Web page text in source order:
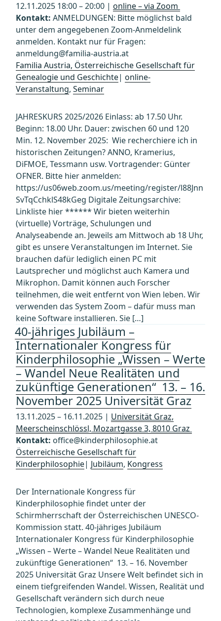
12.11.2025 18:00 – 20:00 | online – via Zoom
Kontakt: ANMELDUNGEN: Bitte möglichst bald
unter dem angegebenen Zoom-Anmeldelink
anmelden. Kontakt nur für Fragen:
anmeldung@familia-austria.at
Familia Austria, Österreichische Gesellschaft für
Genealogie und Geschichte| online-
Veranstaltung, Seminar
JAHRESKURS 2025/2026 Einlass: ab 17.50 Uhr.
Beginn: 18.00 Uhr. Dauer: zwischen 60 und 120
Min. 12. November 2025: Wie recherchiere ich in
historischen Zeitungen? ANNO, Kramerius,
DiFMOE, Tessmann usw. Vortragender: Günter
OFNER. Bitte hier anmelden:
https://us06web.zoom.us/meeting/register/l88Jnn
SvTqCchklS48kGeg Digitale Zeitungsarchive:
Linkliste hier ****** Wir bieten weiterhin
(virtuelle) Vorträge, Schulungen und
Analyseabende an. Jeweils am Mittwoch ab 18 Uhr,
gibt es unsere Veranstaltungen im Internet. Sie
brauchen dafür lediglich einen PC mit
Lautsprecher und möglichst auch Kamera und
Mikrophon. Damit können auch Forscher
teilnehmen, die weit entfernt von Wien leben. Wir
verwenden das System Zoom – dafür muss man
keine Software installieren. Sie […]
40-jähriges Jubiläum –
Internationaler Kongress für
Kinderphilosophie „Wissen – Werte
– Wandel Neue Realitäten und
zukünftige Generationen“ ­ 13. – 16.
November 2025 Universität Graz
13.11.2025 – 16.11.2025 | Universität Graz,
Meerscheinschlössl, Mozartgasse 3, 8010 Graz
Kontakt: office@kinderphilosophie.at
Österreichische Gesellschaft für
Kinderphilosophie| Jubiläum, Kongress
Der Internationale Kongress für
Kinderphilosophie findet unter der
Schirmherrschaft der Österreichischen UNESCO-
Kommission statt. 40-jähriges Jubiläum
Internationaler Kongress für Kinderphilosophie
„Wissen – Werte – Wandel Neue Realitäten und
zukünftige Generationen“ ­ 13. – 16. November
2025 Universität Graz Unsere Welt befindet sich in
einem tiefgreifenden Wandel. Wissen, Realität und
Gesellschaft verändern sich durch neue
Technologien, komplexe Zusammenhänge und